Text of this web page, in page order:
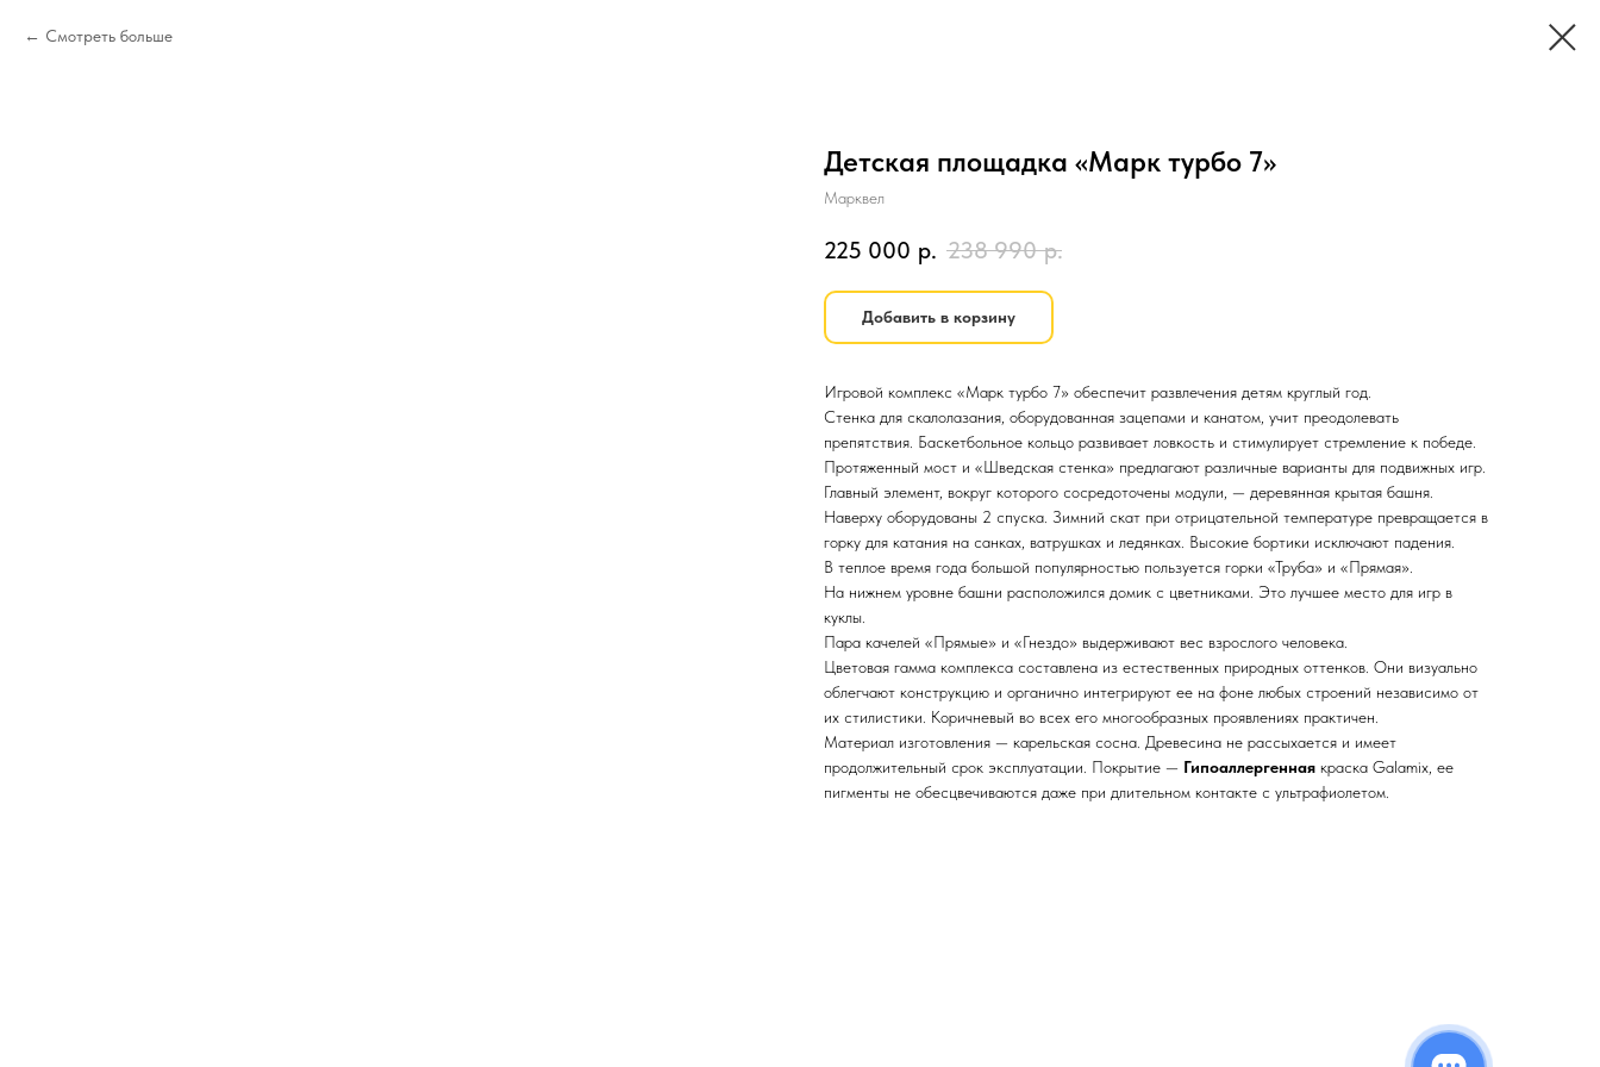
Смотреть больше
Детская площадка «Марк турбо 7»
Марквел
225 000 р. 238 990 р.
Добавить в корзину
Игровой комплекс «Марк турбо 7» обеспечит развлечения детям круглый год.
Стенка для скалолазания, оборудованная зацепами и канатом, учит преодолевать
препятствия. Баскетбольное кольцо развивает ловкость и стимулирует стремление к победе.
Протяженный мост и «Шведская стенка» предлагают различные варианты для подвижных игр.
Главный элемент, вокруг которого сосредоточены модули, — деревянная крытая башня.
Наверху оборудованы 2 спуска. Зимний скат при отрицательной температуре превращается в
горку для катания на санках, ватрушках и ледянках. Высокие бортики исключают падения.
В теплое время года большой популярностью пользуется горки «Труба» и «Прямая».
На нижнем уровне башни расположился домик с цветниками. Это лучшее место для игр в
куклы.
Пара качелей «Прямые» и «Гнездо» выдерживают вес взрослого человека.
Цветовая гамма комплекса составлена из естественных природных оттенков. Они визуально
облегчают конструкцию и органично интегрируют ее на фоне любых строений независимо от
их стилистики. Коричневый во всех его многообразных проявлениях практичен.
Материал изготовления — карельская сосна. Древесина не рассыхается и имеет
продолжительный срок эксплуатации. Покрытие — Гипоаллергенная краска Galamix, ее
пигменты не обесцвечиваются даже при длительном контакте с ультрафиолетом.